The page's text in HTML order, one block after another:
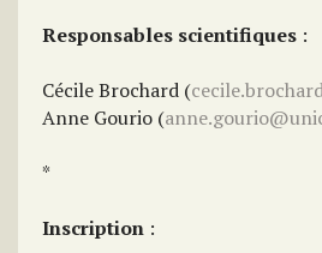
Responsables scientifiques :
Cécile Brochard (
Anne Gourio (
*
Inscription :